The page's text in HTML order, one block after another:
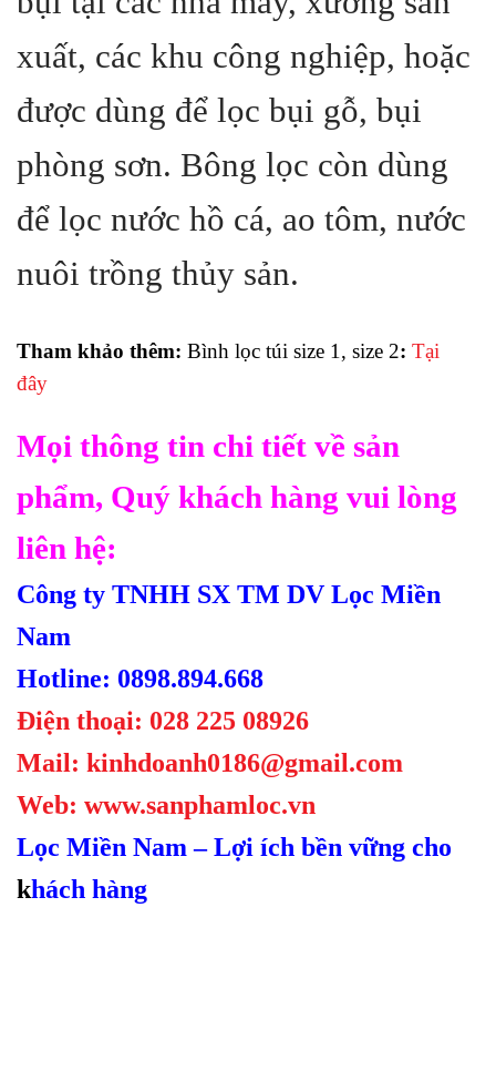
xuất, các khu công nghiệp, hoặc
được dùng để lọc bụi gỗ, bụi
phòng sơn. Bông lọc còn dùng
để lọc nước hồ cá, ao tôm, nước
nuôi trồng thủy sản.
Tham khảo thêm: Bình lọc túi size 1, size 2: Tại
đây
Mọi thông tin chi tiết về sản
phẩm, Quý khách hàng vui lòng
liên hệ:
Công ty TNHH SX TM DV Lọc Miền
Nam
Hotline: 0898.894.668
Điện thoại: 028 225 08926
Mail: kinhdoanh0186@gmail.com
Web: www.sanphamloc.vn
Lọc Miền Nam – Lợi ích bền vững cho
khách hàng